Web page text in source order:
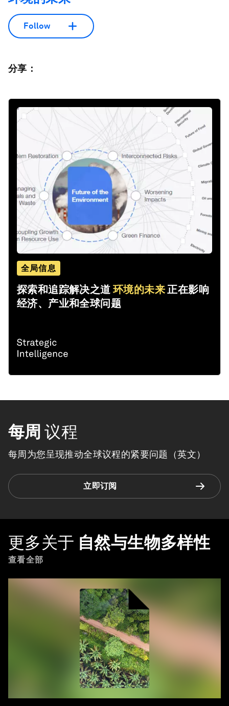
Follow
分享：
全局信息
探索和追踪解决之道环境的未来正在影响
经济、产业和全球问题
每周 议程
每周为您呈现推动全球议程的紧要问题（英文）
立即订阅
更多关于 自然与生物多样性
查看全部